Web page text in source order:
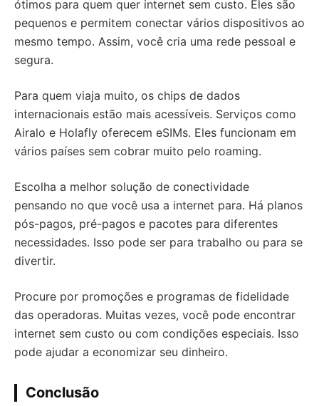
ótimos para quem quer internet sem custo. Eles são
pequenos e permitem conectar vários dispositivos ao
mesmo tempo. Assim, você cria uma rede pessoal e
segura.
Para quem viaja muito, os chips de dados
internacionais estão mais acessíveis. Serviços como
Airalo e Holafly oferecem eSIMs. Eles funcionam em
vários países sem cobrar muito pelo roaming.
Escolha a melhor solução de conectividade
pensando no que você usa a internet para. Há planos
pós-pagos, pré-pagos e pacotes para diferentes
necessidades. Isso pode ser para trabalho ou para se
divertir.
Procure por promoções e programas de fidelidade
das operadoras. Muitas vezes, você pode encontrar
internet sem custo ou com condições especiais. Isso
pode ajudar a economizar seu dinheiro.
Conclusão